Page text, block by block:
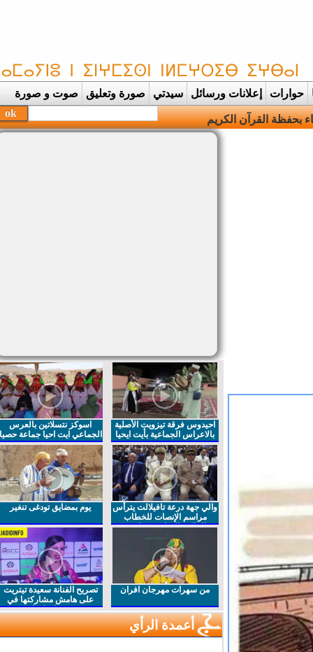
حوارات إعلانات ورسائل سيدتي صورة وتعليق صوت و صورة
القرآن الكريم
احيدوس فرقة تيزويت الأصلية
بالاعراس الجماعية بأيت ايحيا
اسوكز نتسلاتين بالعرس
الجماعي ايت احيا جماعة حصيا
والي جهة درعة تافيلالت يترأس
مراسم الإنصات للخطاب
الملكي السامي بمناسبة
يوم بمضايق تودغى تنغير
من سهرات مهرجان افران
تصريح الفنانة سعيدة تيتريت
على هامش مشاركتها في
مهرجان افران
أعمدة الرأي